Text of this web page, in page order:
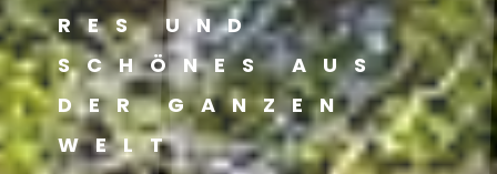
RES UND
SCHÖNES AUS
DER GANZEN
WELT